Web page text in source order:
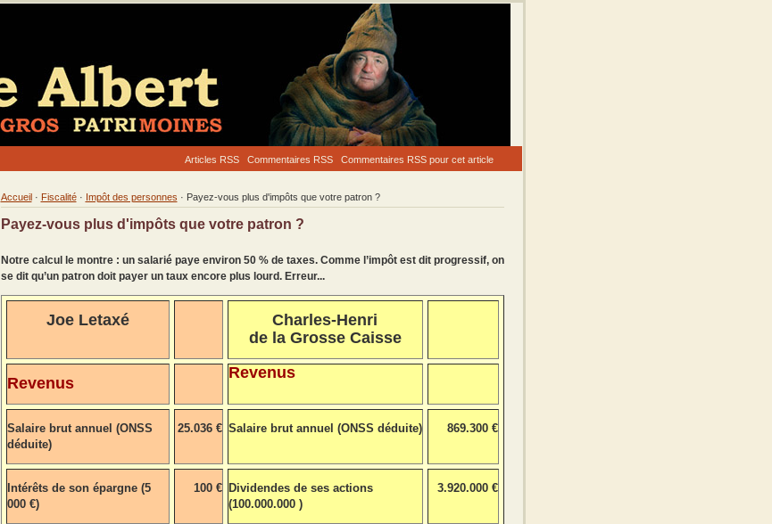
Articles RSS Commentaires RSS Commentaires RSS pour cet article
Accueil· Fiscalité· Impôt des personnes · Payez-vous plus d'impôts que votre patron ?
Payez-vous plus d'impôts que votre patron ?
Notre calcul le montre : un salarié paye environ 50 % de taxes. Comme l’impôt est dit progressif, on
se dit qu’un patron doit payer un taux encore plus lourd. Erreur...
Joe Letaxé
Charles-Henri
de la Grosse Caisse
Revenus
Revenus
Salaire brut annuel (ONSS
déduite)
25.036 € Salaire brut annuel (ONSS déduite) 869.300 €
Intérêts de son épargne (5
000 €)
100 €
Dividendes de ses actions
(100.000.000 )
3.920.000 €